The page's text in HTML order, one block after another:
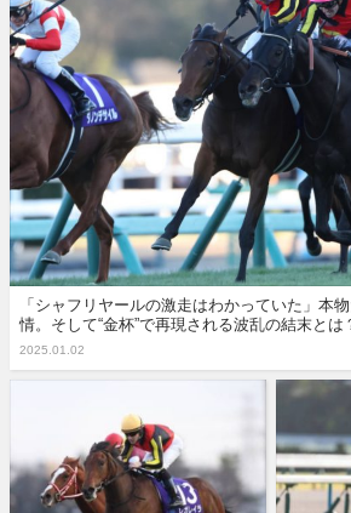
「シャフリヤールの激走はわかっていた」本
情。そして“金杯”で再現される波乱の結末とは
2025.01.02